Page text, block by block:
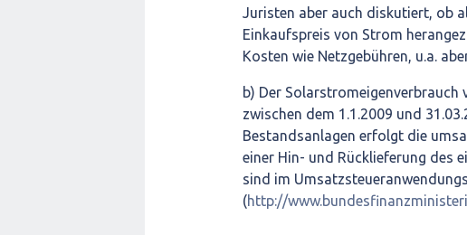
Juristen aber auch diskutiert, ob
Einkaufspreis von Strom
Kosten wie Netzgebühren, u.a.
b) Der Solarstromeigenverbrauch
zwischen dem 1.1.2009 und
Bestandsanlagen erfolgt die
einer Hin- und Rücklieferung des
sind im
(http://